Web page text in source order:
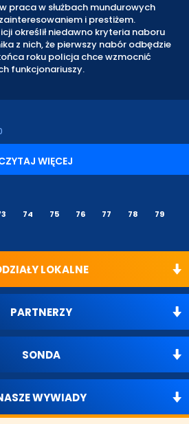
LOKALNE
PARTNERZY
SONDA
praca w służbach mundurowych
i prestiżem.
określił niedawno kryteria naboru
z nich, że pierwszy nabór odbędzie
roku policja chce wzmocnić
funkcjonariuszy.
WIĘCEJ
74 75 76 77 78
79
WYWIADY